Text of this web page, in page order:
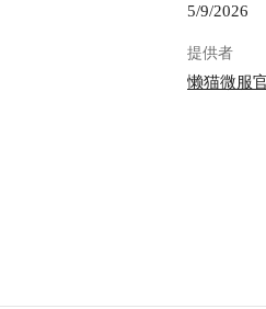
5/9/2026
提供者
懒猫微服